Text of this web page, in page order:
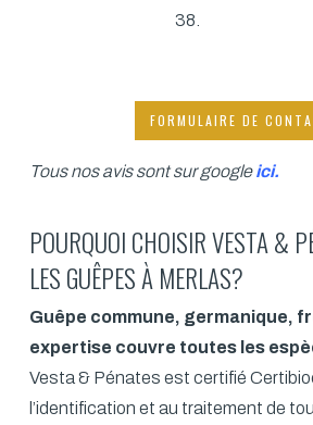
38.
FORMULAIRE DE
Tous nos avis sont sur google ici.
POURQUOI CHOISIR VESTA &
LES GUÊPES À MERLAS?
Guêpe commune, germanique,
expertise couvre toutes les
Vesta & Pénates est certifié
l’identification et au traitement de